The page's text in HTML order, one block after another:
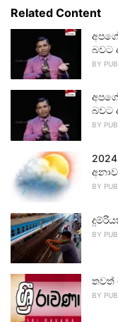
o
r
i
:Related Content
බවට
BY
බවට
BY
BY
BY
තවත්
BY